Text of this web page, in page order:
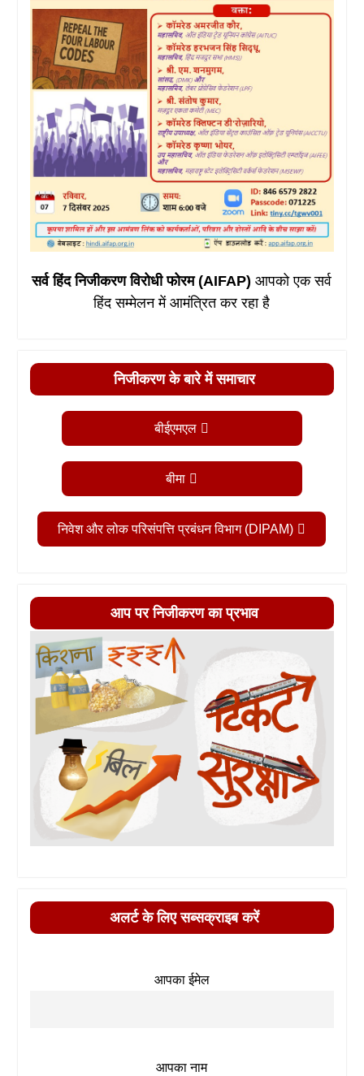
सर्व हिंद निजीकरण विरोधी फोरम (AIFAP)आपको एक सर्व
हिंद सम्मेलन में आमंत्रित कर रहा है
निजीकरण के बारे में समाचार
बीईएमएल
बीमा
निवेश और लोक परिसंपत्ति प्रबंधन विभाग (DIPAM)
आप पर निजीकरण का प्रभाव
अलर्ट के लिए सब्सक्राइब करें
आपका ईमेल
आपका नाम